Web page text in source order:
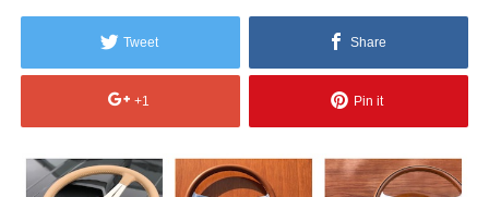
Tweet Share
+1 Pin it